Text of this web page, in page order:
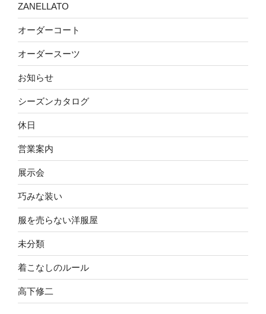
ZANELLATO
オーダーコート
オーダースーツ
お知らせ
シーズンカタログ
休日
営業案内
展示会
巧みな装い
服を売らない洋服屋
未分類
着こなしのルール
高下修二